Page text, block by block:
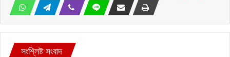
সংশ্লিষ্ট সংবাদ